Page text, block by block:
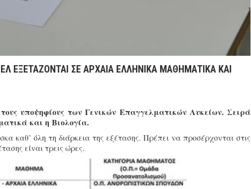
ΕΞΕΤΑΖΟΝΤΑΙ ΣΕ ΑΡΧΑΙΑ ΕΛΛΗΝΙΚΑ ΜΑΘΗΜΑΤΙΚΑ ΚΑΙ
υποψηφίους των Γενικών Επαγγελματικών Λυκείων. Σειρά
και η Βιολογία.
καθ’ όλη τη διάρκεια της εξέτασης. Πρέπει να προσέρχονται στις
είναι τρεις ώρες.